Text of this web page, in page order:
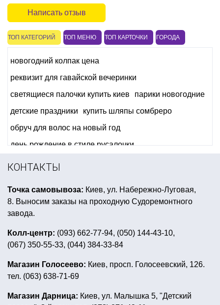
Написать отзыв
ТОП КАТЕГОРИЙ ТОП МЕНЮ ТОП КАРТОЧКИ ГОРОДА
новогодний колпак цена
реквизит для гавайской вечеринки
светящиеся палочки купить киев
парики новогодние
детские праздники
купить шляпы сомбреро
обруч для волос на новый год
день рождение в стиле русалочки
подарок на девичник прикольный
день рождения тролли
день рождения в стиле мики маус
все для украшения зала на праздник киев
новогодние украшения из мишуры
ручной насос для шариков
морская вечеринка аксессуары
КОНТАКТЫ
Точка самовывоза: Киев, ул. Набережно-Луговая,
8. Выносим заказы на проходную Судоремонтного
завода.
Колл-центр: (093) 662-77-94, (050) 144-43-10,
(067) 350-55-33, (044) 384-33-84
Магазин Голосеево: Киев, просп. Голосеевский, 126.
тел. (063) 638-71-69
Магазин Дарница: Киев, ул. Малышка 5, "Детский